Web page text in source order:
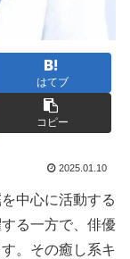
はてブ
コピー
2025.01.10
中心に活動する
る一方で、俳優
。その癒し系キ